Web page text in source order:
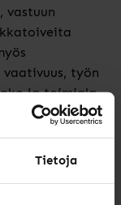
Tietoja
vastuun
työn
ja toimiala.
oma